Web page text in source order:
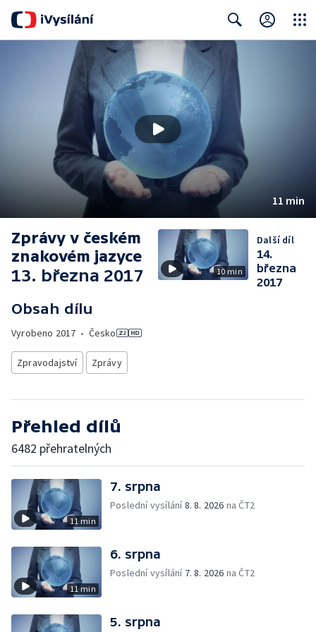
Search
11 min
Zprávy v českém
znakovém jazyce
13. března 2017
Obsah dílu
Vyrobeno 2017 • Česko
Zpravodajství Zprávy
10 min
Další díl
14.
března
2017
Přehled dílů
6482 přehratelných
11 min
7. srpna
Poslední vysílání8. 8. 2026 na ČT2
11 min
6. srpna
Poslední vysílání 7. 8. 2026 na ČT2
5. srpna